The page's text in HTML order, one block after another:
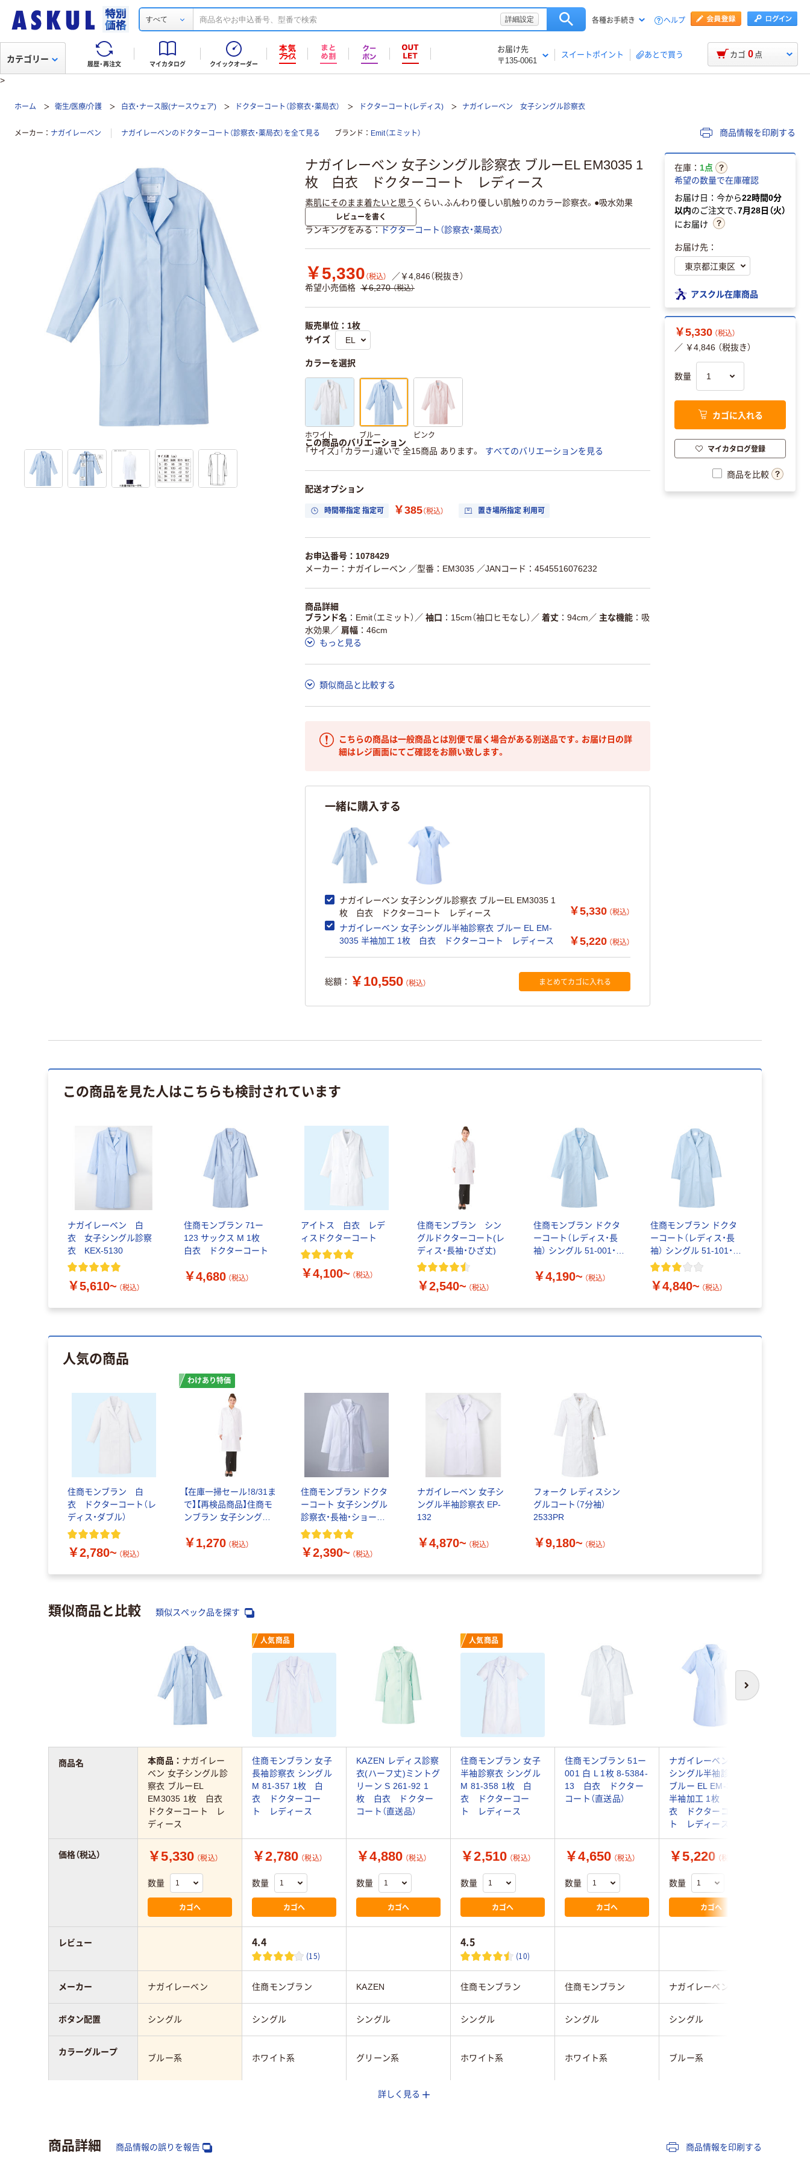
すべて 詳細設定 各種お手続き ヘルプ
履歴・再注文 マイカタログ クイックオーダー
お届け先
〒135-0061
スイートポイント あとで買う
カテゴリー カゴ 0 点
>
ホーム 衛生/医療/介護 白衣・ナース服(ナースウェア) ドクターコート（診察衣・薬局衣） ドクターコート(レディス) ナガイレーベン 女子シングル診察衣
メーカー ナガイレーベン ナガイレーベンのドクターコート（診察衣・薬局衣）を全て見る ブランド Emit（エミット） 商品情報を印刷する
ナガイレーベン 女子シングル診察衣 ブルーEL EM3035 1
枚 白衣 ドクターコート レディース
素肌にそのまま着たいと思うくらい、ふんわり優しい肌触りのカラー診察衣。●吸水効果
レビューを書く
ランキングをみる ドクターコート（診察衣・薬局衣）
￥5,330 （税込）
／￥4,846（税抜き）
希望小売価格 ￥6,270 （税込）
販売単位：1枚
サイズ
カラーを選択
ホワイト ブルー ピンク
この商品のバリエーション
「サイズ」「カラー」違いで 全15商品 あります。
すべてのバリエーションを見る
配送オプション
時間帯指定 指定可 ￥385（税込） 置き場所指定 利用可
お申込番号：1078429
メーカー：ナガイレーベン ／型番：EM3035 ／JANコード：4545516076232
商品詳細
ブランド名
Emit（エミット） ／ 袖口 15cm（袖口ヒモなし） ／ 着丈 94cm ／ 主な機能
吸
水効果／ 肩幅
46cm
もっと見る
類似商品と比較する
こちらの商品は一般商品とは別便で届く場合がある別送品です。お届け日の詳
細はレジ画面にてご確認をお願い致します。
一緒に購入する
ナガイレーベン 女子シングル診察衣 ブルーEL EM3035 1
枚 白衣 ドクターコート レディース
￥5,330 （税込）
ナガイレーベン 女子シングル半袖診察衣 ブルー EL EM-
3035 半袖加工 1枚 白衣 ドクターコート レディース
￥5,220 （税込）
総額： ￥10,550 （税込） まとめてカゴに入れる
在庫： 1点
希望の数量で在庫確認
お届け日：今から22時間0分
以内のご注文で、7月28日（火）
にお届け
お届け先：
アスクル在庫商品
￥5,330 （税込）
／ ￥4,846 （税抜き）
数量
カゴに入れる
マイカタログ登録
商品を比較
この商品を見た人はこちらも検討されています
ナガイレーベン 白
衣 女子シングル診察
衣 KEX-5130
￥5,610~ （税込）
住商モンブラン 71ー
123 サックス M 1枚
白衣 ドクターコート
￥4,680 （税込）
アイトス 白衣 レデ
ィスドクターコート
￥4,100~ （税込）
住商モンブラン シン
グルドクターコート(レ
ディス・長袖・ひざ丈)
￥2,540~ （税込）
住商モンブラン ドクタ
ーコート（レディス・長
袖） シングル 51-001・
￥4,190~ （税込）
住商モンブラン ドクタ
ーコート（レディス・長
袖） シングル 51-101・
103・105
￥4,840~ （税込）
人気の商品
住商モンブラン 白
衣 ドクターコート（レ
ディス・ダブル）
￥2,780~ （税込）
わけあり特価
【在庫一掃セール！8/31ま
で】【再検品商品】住商モ
ンブラン 女子シングル
481 1枚 白衣 ドクタ
￥1,270 （税込）
住商モンブラン ドクタ
ーコート 女子シングル
診察衣・長袖・ショート
丈 81-581・582・583・
￥2,390~ （税込）
ナガイレーベン 女子シ
ングル半袖診察衣 EP-
132
￥4,870~ （税込）
フォーク レディスシン
グルコート（7分袖）
2533PR
￥9,180~ （税込）
類似商品と比較 類似スペック品を探す
次へ
人気商品 人気商品
本商品： ナガイレー
ベン 女子シングル診
察衣 ブルーEL
EM3035 1枚 白衣
ドクターコート レ
ディース
住商モンブラン 女子
長袖診察衣 シングル
M 81-357 1枚 白
衣 ドクターコー
ト レディース
KAZEN レディス診察
衣(ハーフ丈)ミントグ
リーン S 261-92 1
枚 白衣 ドクター
コート（直送品）
住商モンブラン 女子
半袖診察衣 シングル
M 81-358 1枚 白
衣 ドクターコー
ト レディース
住商モンブラン 51ー
001 白 L 1枚 8-5384-
13 白衣 ドクター
コート（直送品）
ナガイレーベン 女子
シングル半袖診察衣
ブルー EL EM-3035
半袖加工 1枚 白
衣 ドクターコー
ト レディース
￥5,330 （税込）
数量
カゴへ
￥2,780 （税込）
数量
カゴへ
￥4,880 （税込）
数量
カゴへ
￥2,510 （税込）
数量
カゴへ
￥4,650 （税込）
数量
カゴへ
￥5,220 （税込）
数量
カゴへ
4.4
(15)
4.5
(10)
ナガイレーベン 住商モンブラン KAZEN 住商モンブラン 住商モンブラン ナガイレーベン
シングル シングル シングル シングル シングル シングル
ブルー系 ホワイト系 グリーン系 ホワイト系 ホワイト系 ブルー系
商品名
価格（税込）
レビュー
メーカー
ボタン配置
カラーグループ
詳しく見る
商品詳細 商品情報の誤りを報告 商品情報を印刷する